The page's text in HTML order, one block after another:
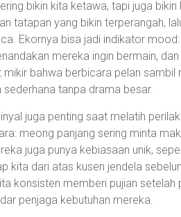
bikin kita ketawa, tapi juga
tatapan yang bikin terperangah,
Ekornya bisa jadi indikator
mereka ingin bermain,
mikir bahwa berbicara pelan
sederhana tanpa drama besar.
juga penting saat melatih
meong panjang sering minta
juga punya kebiasaan unik,
kita dari atas kusen jendela
konsisten memberi pujian setelah
penjaga kebutuhan mereka.